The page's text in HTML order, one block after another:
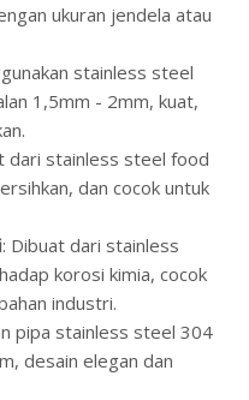
ukuran jendela atau
stainless steel
1,5mm - 2mm, kuat,
dari stainless steel food
dan cocok untuk
: Dibuat dari stainless
korosi kimia, cocok
industri.
pipa stainless steel 304
desain elegan dan